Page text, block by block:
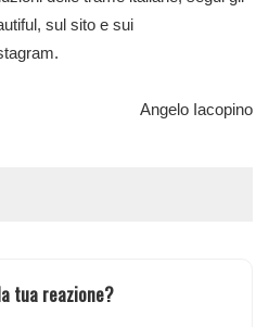
sul sito e sui
.
Angelo Iacopino
tua reazione?